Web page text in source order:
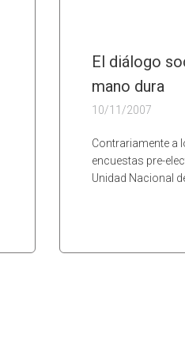
El diálogo
mano dura
10/11/2007
Contrariamente a
encuestas pre-
Unidad Nacional